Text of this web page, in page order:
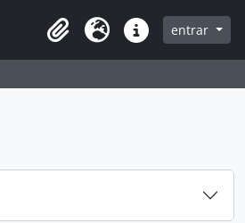
Clipboard
Idioma Ligações rápidas
entrar